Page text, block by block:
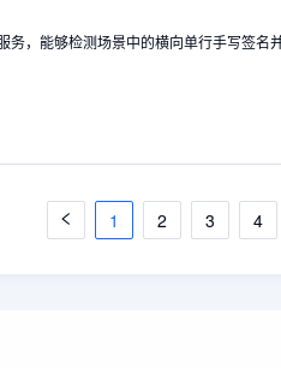
务，能够检测场景中的横向单行手写签名
1 2 3 4